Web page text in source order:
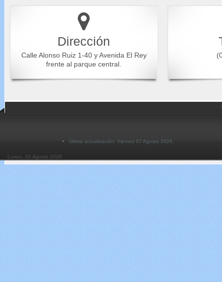
Dirección
Calle Alonso Ruiz 1-40 y Avenida El Rey
frente al parque central.
Última actualización: Viernes 07 Agosto 2026.
Lunes, 10 Agosto 2026